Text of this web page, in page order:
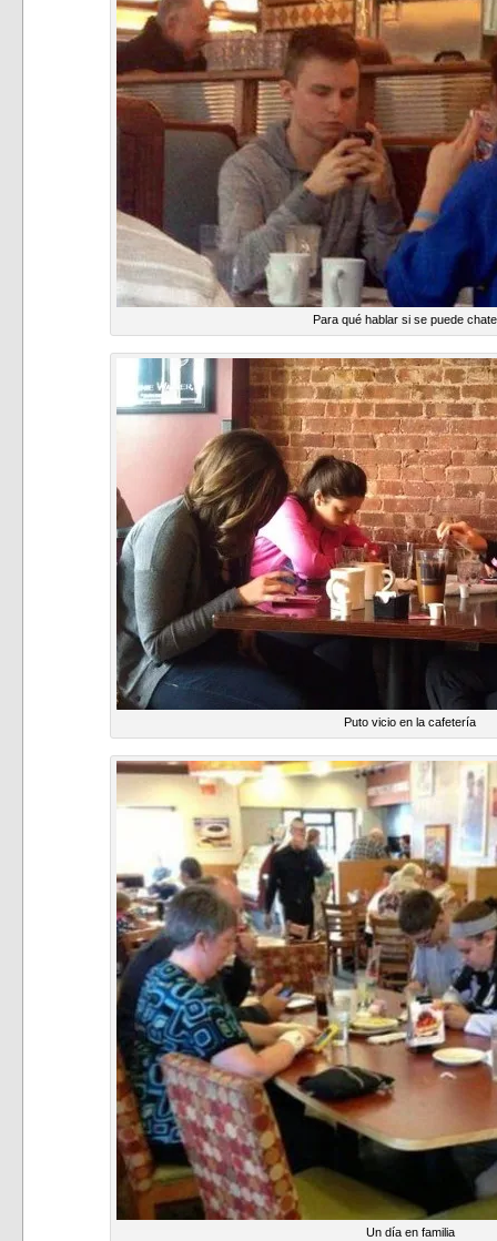
Para qué hablar si se puede
Puto vicio en la cafetería
Un día en familia